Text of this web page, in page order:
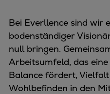
Bei Everllence sind wir
bodenständiger
null bringen.
Arbeitsumfeld, das
Balance fördert,
Wohlbefinden in den